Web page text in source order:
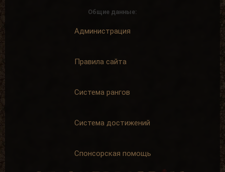
Общие данные:
Администрация
Правила сайта
Система рангов
Система достижений
Спонсорская помощь